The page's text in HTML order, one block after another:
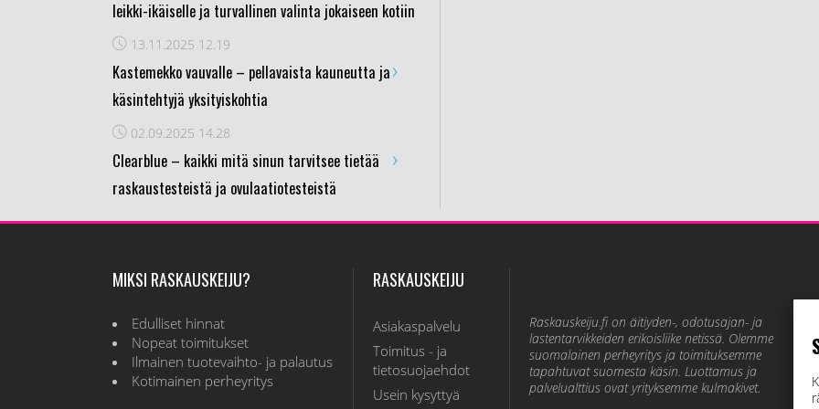
leikki-ikäiselle ja turvallinen valinta jokaiseen kotiin
13.11.2025 12.19
Kastemekko vauvalle – pellavaista kauneutta ja
käsintehtyjä yksityiskohtia
›
02.09.2025 14.28
Clearblue – kaikki mitä sinun tarvitsee tietää
raskaustesteistä ja ovulaatiotesteistä
›
MIKSI RASKAUSKEIJU?
Edulliset hinnat
Nopeat toimitukset
Ilmainen tuotevaihto- ja palautus
Kotimainen perheyritys
RASKAUSKEIJU
Asiakaspalvelu
Toimitus - ja
tietosuojaehdot
Usein kysyttyä
Raskauskeiju.fi on äitiyden-, odotusajan- ja
lastentarvikkeiden erikoisliike netissä. Olemme
suomalainen perheyritys ja toimituksemme
tapahtuvat suomesta käsin. Luottamus ja
palvelualttius ovat yrityksemme kulmakivet.